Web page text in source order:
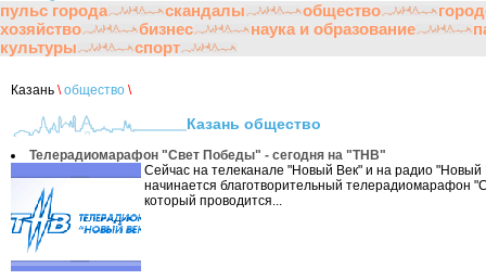
пульс города скандалы общество
хозяйство
бизнес наука и образование
культуры
спорт
Казань \ общество \
Казань общество
Телерадиомарафон "Свет Победы" - сегодня на "ТНВ"
Сейчас на телеканале "Новый Век" и на радио "Новый
начинается благотворительный телерадиомарафон
который проводится...